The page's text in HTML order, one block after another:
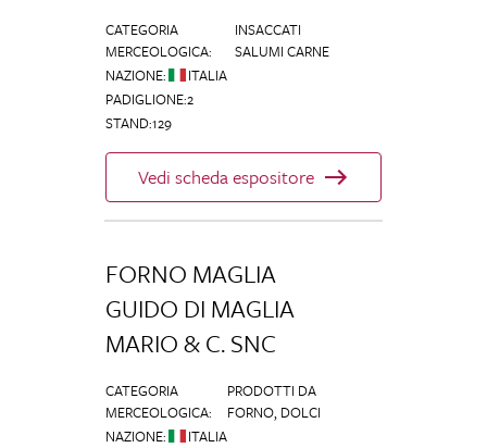
CATEGORIA
MERCEOLOGICA:
INSACCATI
SALUMI CARNE
NAZIONE:
ITALIA
PADIGLIONE:2
STAND:129
Vedi scheda espositore
FORNO MAGLIA
GUIDO DI MAGLIA
MARIO & C. SNC
CATEGORIA
MERCEOLOGICA:
PRODOTTI DA
FORNO, DOLCI
NAZIONE:
ITALIA